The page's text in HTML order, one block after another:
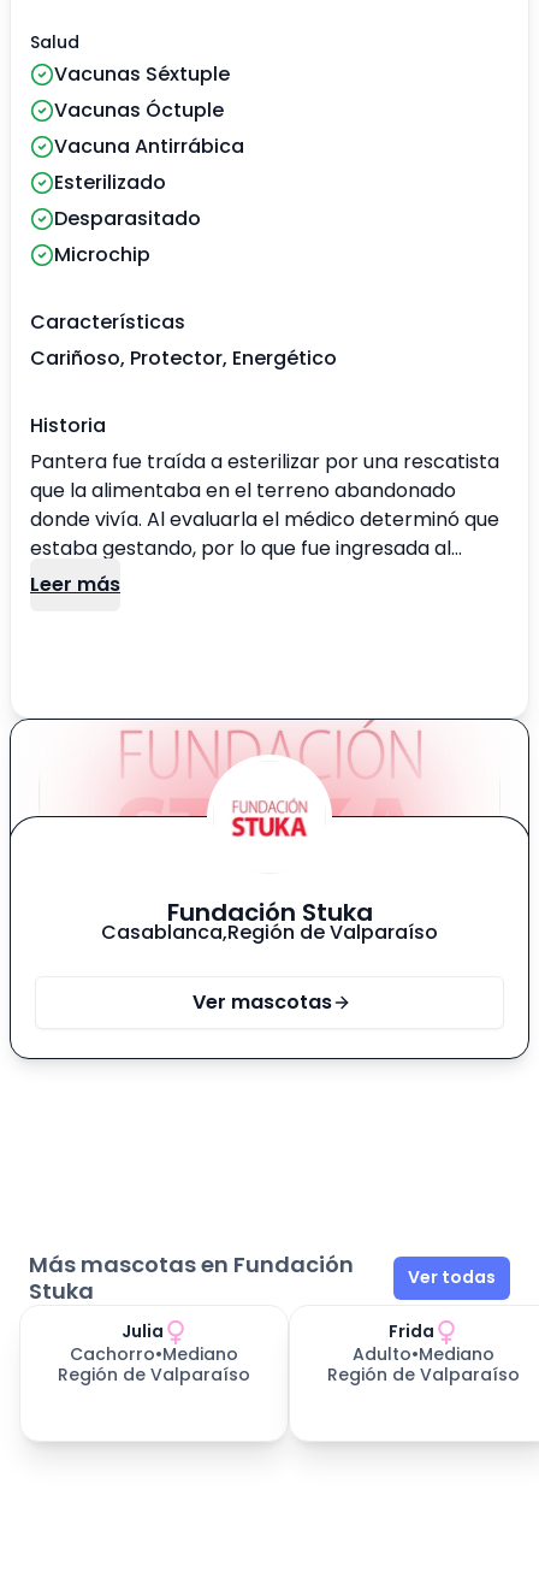
Salud
Vacunas Séxtuple
Vacunas Óctuple
Vacuna Antirrábica
Esterilizado
Desparasitado
Microchip
Características
Cariñoso, Protector, Energético
Historia
Pantera fue traída a esterilizar por una rescatista
que la alimentaba en el terreno abandonado
donde vivía. Al evaluarla el médico determinó que
estaba gestando, por lo que fue ingresada al
refugio y sus bebés nacieron bajo nuestros
idealmente para ser hija única, cuidará a su familia
como ningun otro perrito.
Leer más
Fundación Stuka
Casablanca,Región de Valparaíso
Ver mascotas
Más mascotas en Fundación
Stuka
Ver todas
Julia
Cachorro•Mediano
Región de Valparaíso
Frida
Adulto•Mediano
Región de Valparaíso